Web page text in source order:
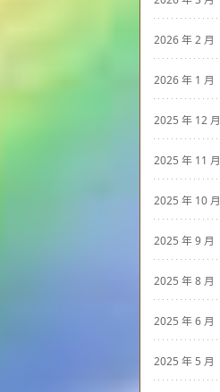
2026 年 2 月
2026 年 1 月
2025 年 12 月
2025 年 11 月
2025 年 10 月
2025 年 9 月
2025 年 8 月
2025 年 6 月
2025 年 5 月